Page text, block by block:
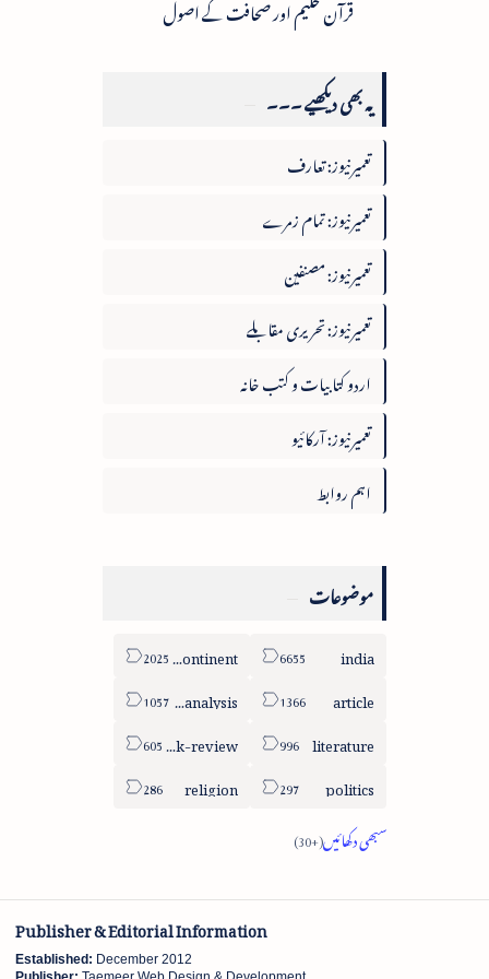
قرآن حکیم اور صحافت کے اصول
یہ بھی دیکھیے ۔۔۔
تعمیرنیوز: تعارف
تعمیرنیوز: تمام زمرے
تعمیرنیوز: مصنفین
تعمیرنیوز: تحریری مقابلے
اردو کتابیات و کتب خانہ
تعمیرنیوز: آرکائیو
اہم روابط
موضوعات
india
sub-continent
article
column-analysis
literature
book-review
politics
religion
Publisher & Editorial Information
Established: December 2012